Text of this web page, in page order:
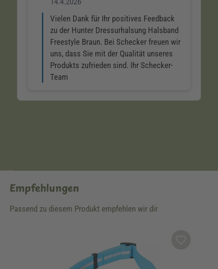
Empfehlungen
Passend zu diesem Produkt empfehlen wir dir